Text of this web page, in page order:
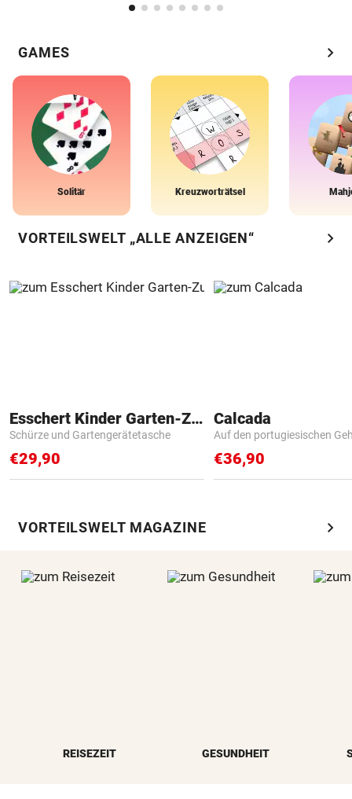
GAMES chevron_right
Solitär Kreuzworträtsel
VORTEILSWELT „ALLE ANZEIGEN“ chevron_right
Esschert Kinder Garten-Zubehör
Schürze und Gartengerätetasche
€29,90
Calcada
Auf den portugiesischen
€36,90
VORTEILSWELT MAGAZINE chevron_right
REISEZEIT GESUNDHEIT